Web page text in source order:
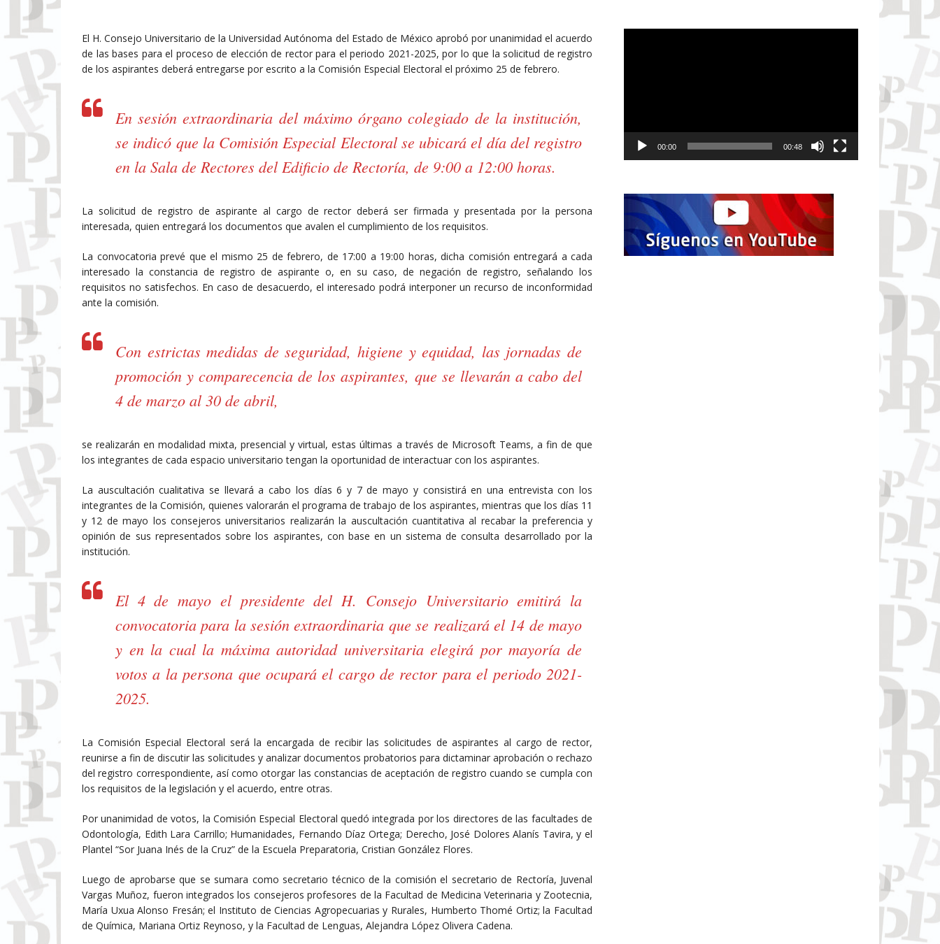
El H. Consejo Universitario de la Universidad Autónoma del Estado de México aprobó por unanimidad el acuerdo
de las bases para el proceso de elección de rector para el periodo 2021-2025, por lo que la solicitud de registro
de los aspirantes deberá entregarse por escrito a la Comisión Especial Electoral el próximo 25 de febrero.
En sesión extraordinaria del máximo órgano colegiado de la institución,
se indicó que la Comisión Especial Electoral se ubicará el día del registro
en la Sala de Rectores del Edificio de Rectoría, de 9:00 a 12:00 horas.
La solicitud de registro de aspirante al cargo de rector deberá ser firmada y presentada por la persona
interesada, quien entregará los documentos que avalen el cumplimiento de los requisitos.
La convocatoria prevé que el mismo 25 de febrero, de 17:00 a 19:00 horas, dicha comisión entregará a cada
interesado la constancia de registro de aspirante o, en su caso, de negación de registro, señalando los
requisitos no satisfechos. En caso de desacuerdo, el interesado podrá interponer un recurso de inconformidad
ante la comisión.
Con estrictas medidas de seguridad, higiene y equidad, las jornadas de
promoción y comparecencia de los aspirantes, que se llevarán a cabo del
4 de marzo al 30 de abril,
se realizarán en modalidad mixta, presencial y virtual, estas últimas a través de Microsoft Teams, a fin de que
los integrantes de cada espacio universitario tengan la oportunidad de interactuar con los aspirantes.
La auscultación cualitativa se llevará a cabo los días 6 y 7 de mayo y consistirá en una entrevista con los
integrantes de la Comisión, quienes valorarán el programa de trabajo de los aspirantes, mientras que los días 11
y 12 de mayo los consejeros universitarios realizarán la auscultación cuantitativa al recabar la preferencia y
opinión de sus representados sobre los aspirantes, con base en un sistema de consulta desarrollado por la
institución.
El 4 de mayo el presidente del H. Consejo Universitario emitirá la
convocatoria para la sesión extraordinaria que se realizará el 14 de mayo
y en la cual la máxima autoridad universitaria elegirá por mayoría de
votos a la persona que ocupará el cargo de rector para el periodo 2021-
2025.
La Comisión Especial Electoral será la encargada de recibir las solicitudes de aspirantes al cargo de rector,
reunirse a fin de discutir las solicitudes y analizar documentos probatorios para dictaminar aprobación o rechazo
del registro correspondiente, así como otorgar las constancias de aceptación de registro cuando se cumpla con
los requisitos de la legislación y el acuerdo, entre otras.
Por unanimidad de votos, la Comisión Especial Electoral quedó integrada por los directores de las facultades de
Odontología, Edith Lara Carrillo; Humanidades, Fernando Díaz Ortega; Derecho, José Dolores Alanís Tavira, y el
Plantel “Sor Juana Inés de la Cruz” de la Escuela Preparatoria, Cristian González Flores.
Luego de aprobarse que se sumara como secretario técnico de la comisión el secretario de Rectoría, Juvenal
Vargas Muñoz, fueron integrados los consejeros profesores de la Facultad de Medicina Veterinaria y Zootecnia,
María Uxua Alonso Fresán; el Instituto de Ciencias Agropecuarias y Rurales, Humberto Thomé Ortiz; la Facultad
de Química, Mariana Ortiz Reynoso, y la Facultad de Lenguas, Alejandra López Olivera Cadena.
00:00 00:48